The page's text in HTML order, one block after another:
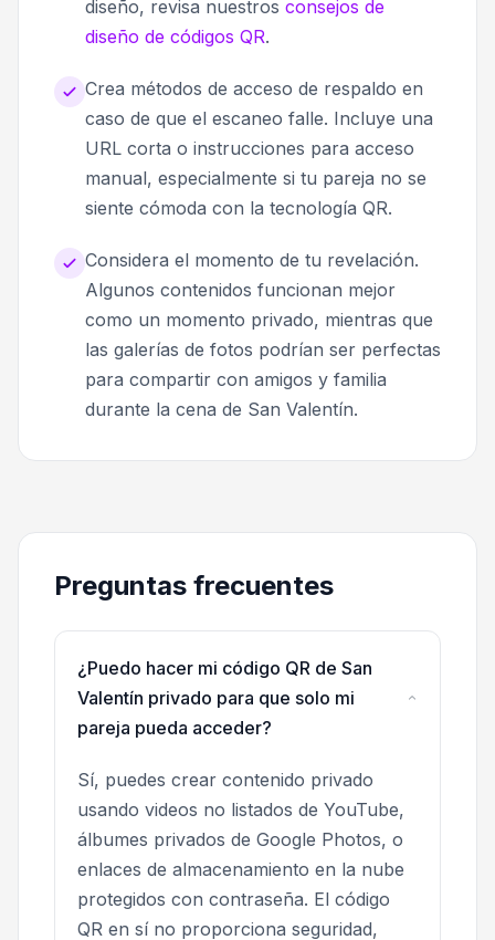
diseño, revisa nuestros consejos de
diseño de códigos QR.
Crea métodos de acceso de respaldo en
caso de que el escaneo falle. Incluye una
URL corta o instrucciones para acceso
manual, especialmente si tu pareja no se
siente cómoda con la tecnología QR.
Considera el momento de tu revelación.
Algunos contenidos funcionan mejor
como un momento privado, mientras que
las galerías de fotos podrían ser perfectas
para compartir con amigos y familia
durante la cena de San Valentín.
Preguntas frecuentes
¿Puedo hacer mi código QR de San
Valentín privado para que solo mi
pareja pueda acceder?
Sí, puedes crear contenido privado
usando videos no listados de YouTube,
álbumes privados de Google Photos, o
enlaces de almacenamiento en la nube
protegidos con contraseña. El código
QR en sí no proporciona seguridad,